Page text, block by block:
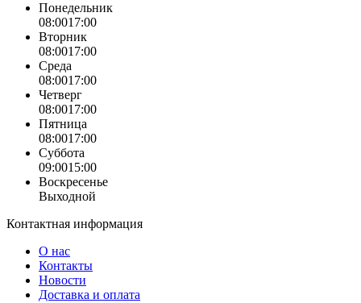
Понедельник
08:0017:00
Вторник
08:0017:00
Среда
08:0017:00
Четверг
08:0017:00
Пятница
08:0017:00
Суббота
09:0015:00
Воскресенье
Выходной
Контактная информация
О нас
Контакты
Новости
Доставка и оплата